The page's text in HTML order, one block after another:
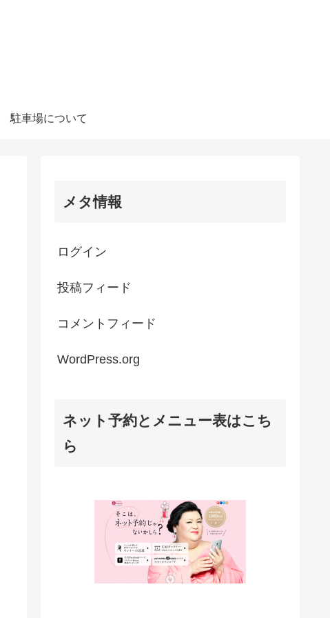
駐車場について
メタ情報
ログイン
投稿フィード
コメントフィード
WordPress.org
ネット予約とメニュー表はこち
ら